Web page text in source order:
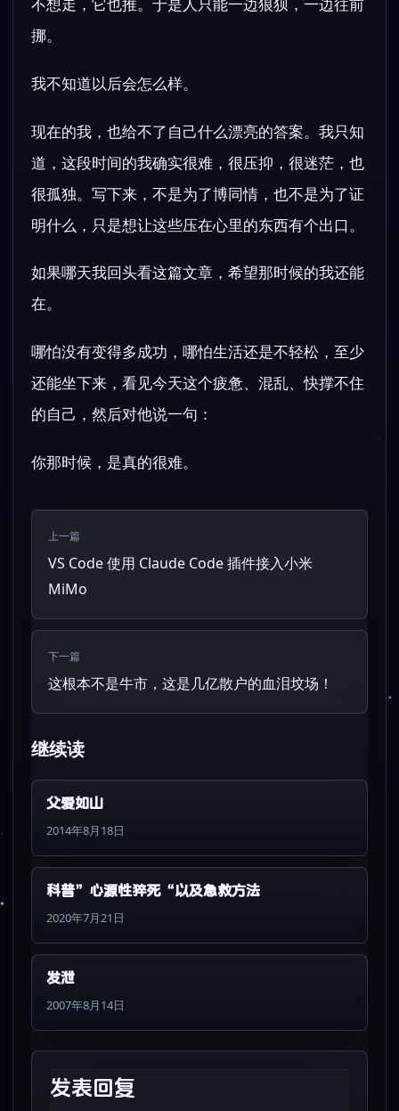
不想走，它也推。于是人只能一边狼狈，一边往前
挪。
我不知道以后会怎么样。
现在的我，也给不了自己什么漂亮的答案。我只知
道，这段时间的我确实很难，很压抑，很迷茫，也
很孤独。写下来，不是为了博同情，也不是为了证
明什么，只是想让这些压在心里的东西有个出口。
如果哪天我回头看这篇文章，希望那时候的我还能
在。
哪怕没有变得多成功，哪怕生活还是不轻松，至少
还能坐下来，看见今天这个疲惫、混乱、快撑不住
的自己，然后对他说一句：
你那时候，是真的很难。
上一篇
VS Code 使用 Claude Code 插件接入小米
MiMo
下一篇
这根本不是牛市，这是几亿散户的血泪坟场！
继续读
父爱如山
2014年8月18日
科普”心源性猝死“以及急救方法
2020年7月21日
发泄
2007年8月14日
发表回复